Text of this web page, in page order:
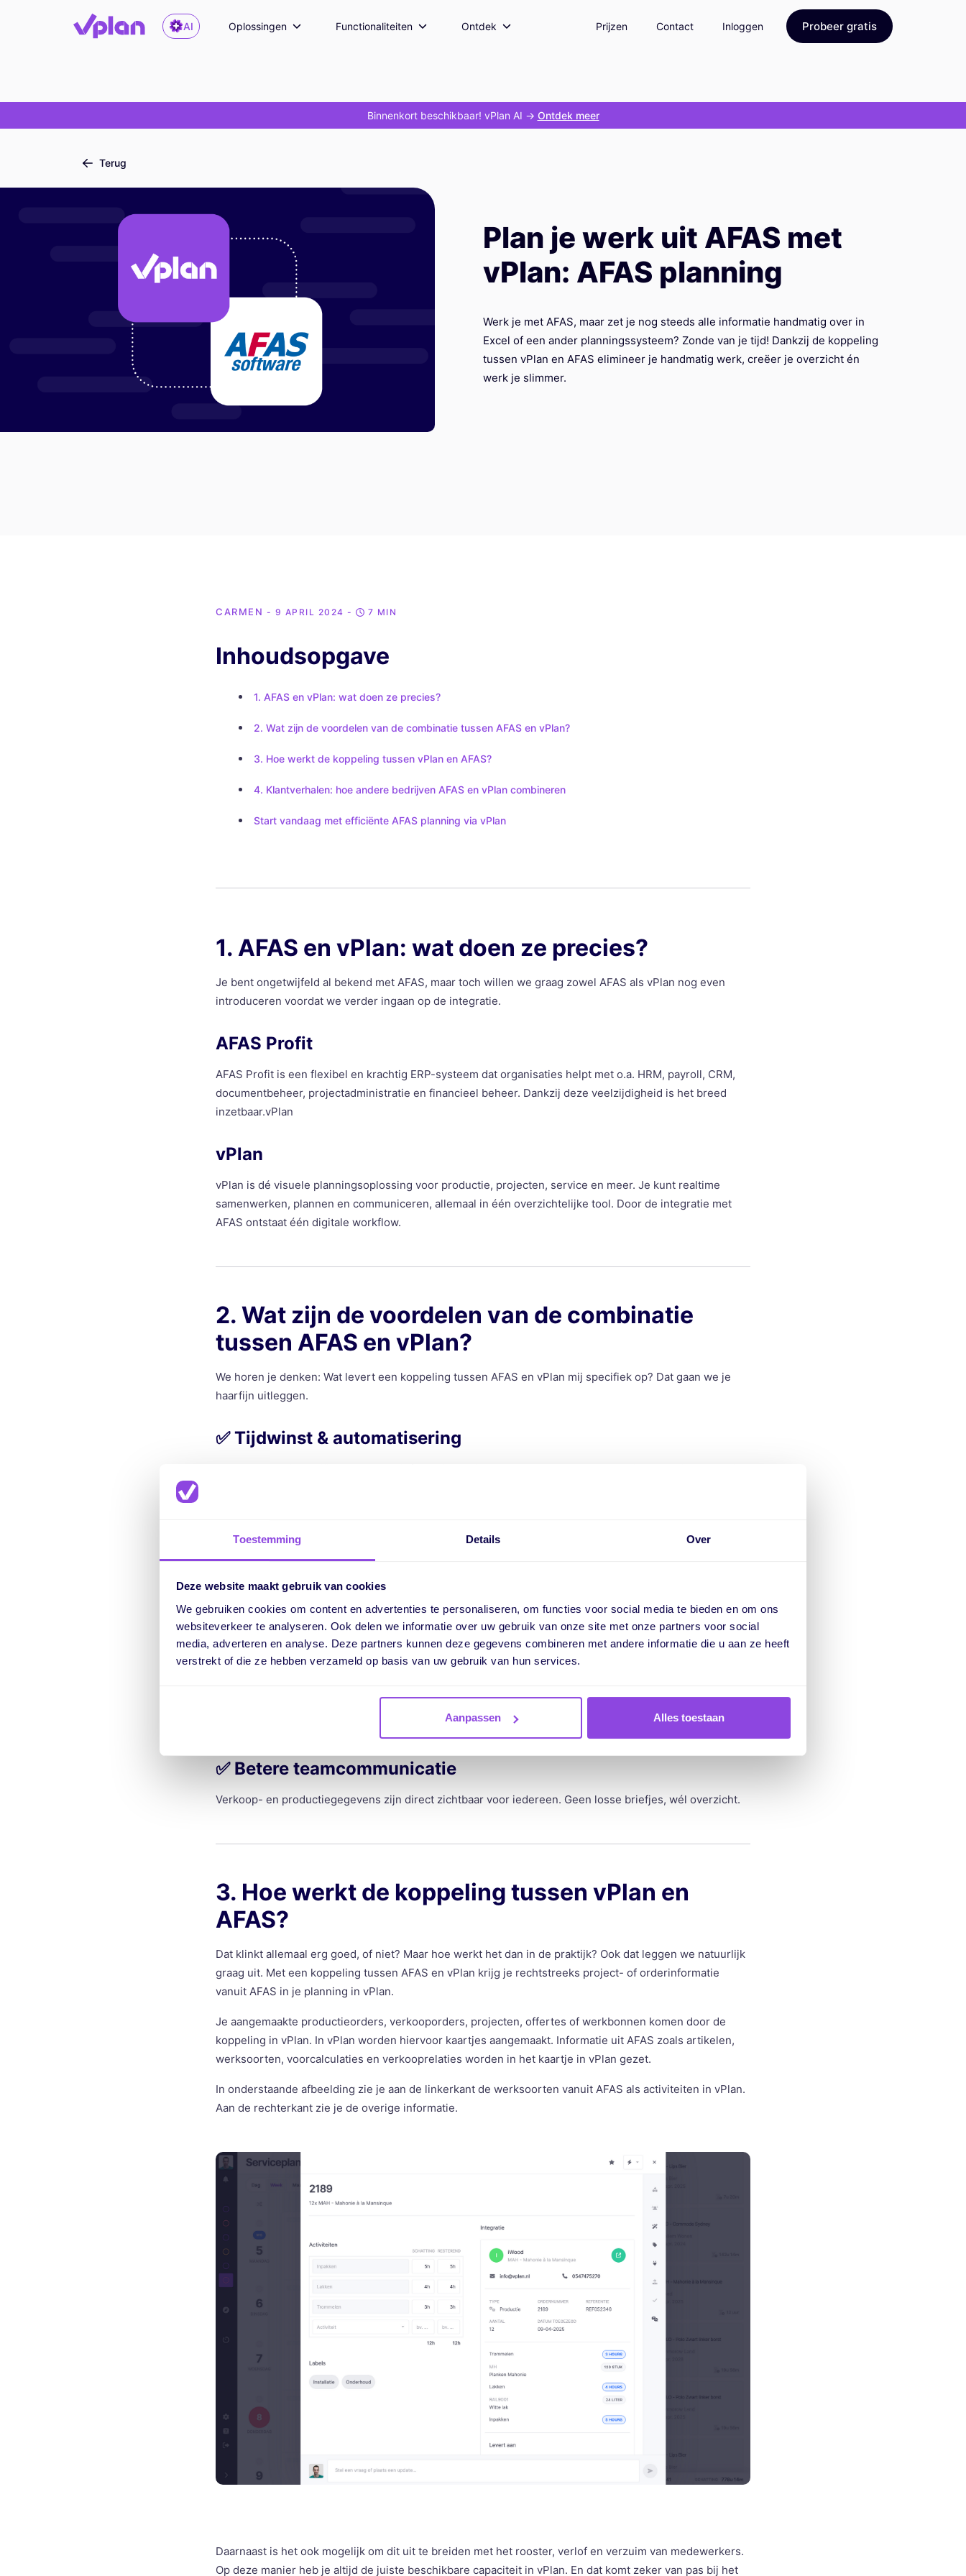
Toestemming Details Over
Deze website maakt gebruik van cookies
We gebruiken cookies om content en advertenties te personaliseren, om functies voor social media te bieden en om ons
websiteverkeer te analyseren. Ook delen we informatie over uw gebruik van onze site met onze partners voor social
media, adverteren en analyse. Deze partners kunnen deze gegevens combineren met andere informatie die u aan ze heeft
verstrekt of die ze hebben verzameld op basis van uw gebruik van hun services.
Aanpassen Alles toestaan
AI Oplossingen Functionaliteiten Ontdek Prijzen Contact Inloggen Probeer gratis
Binnenkort beschikbaar! vPlan AI -> Ontdek meer
Terug
Plan je werk uit AFAS met
vPlan: AFAS planning
Werk je met AFAS, maar zet je nog steeds alle informatie handmatig over in
Excel of een ander planningssysteem? Zonde van je tijd! Dankzij de koppeling
tussen vPlan en AFAS elimineer je handmatig werk, creëer je overzicht én
werk je slimmer.
CARMEN - 9 APRIL 2024 - 7 MIN
Inhoudsopgave
1. AFAS en vPlan: wat doen ze precies?
2. Wat zijn de voordelen van de combinatie tussen AFAS en vPlan?
3. Hoe werkt de koppeling tussen vPlan en AFAS?
4. Klantverhalen: hoe andere bedrijven AFAS en vPlan combineren
Start vandaag met efficiënte AFAS planning via vPlan
1. AFAS en vPlan: wat doen ze precies?
Je bent ongetwijfeld al bekend met AFAS, maar toch willen we graag zowel AFAS als vPlan nog even
introduceren voordat we verder ingaan op de integratie.
AFAS Profit
AFAS Profit is een flexibel en krachtig ERP-systeem dat organisaties helpt met o.a. HRM, payroll, CRM,
documentbeheer, projectadministratie en financieel beheer. Dankzij deze veelzijdigheid is het breed
inzetbaar.vPlan
vPlan
vPlan is dé visuele planningsoplossing voor productie, projecten, service en meer. Je kunt realtime
samenwerken, plannen en communiceren, allemaal in één overzichtelijke tool. Door de integratie met
AFAS ontstaat één digitale workflow.
2. Wat zijn de voordelen van de combinatie
tussen AFAS en vPlan?
We horen je denken: Wat levert een koppeling tussen AFAS en vPlan mij specifiek op? Dat gaan we je
haarfijn uitleggen.
✅Tijdwinst & automatisering
✅Nauwkeurige data & minder fouten
Dubbele invoer is verleden tijd. De koppeling tussen vPlan en AFAS voorkomt dat informatie foutief of
onvolledig wordt overgenomen.
✅Inzicht in kosten & prestaties
Dankzij slimme voor- en nacalculaties weet je precies waar je staat, voor én na uitvoering.
Volledig digitaal plannen
Een papierloze werkomgeving met realtime updates. Goed voor het milieu én je efficiëntie.
✅ Betere teamcommunicatie
Verkoop- en productiegegevens zijn direct zichtbaar voor iedereen. Geen losse briefjes, wél overzicht.
3. Hoe werkt de koppeling tussen vPlan en
AFAS?
Dat klinkt allemaal erg goed, of niet? Maar hoe werkt het dan in de praktijk? Ook dat leggen we natuurlijk
graag uit. Met een koppeling tussen AFAS en vPlan krijg je rechtstreeks project- of orderinformatie
vanuit AFAS in je planning in vPlan.
Je aangemaakte productieorders, verkooporders, projecten, offertes of werkbonnen komen door de
koppeling in vPlan. In vPlan worden hiervoor kaartjes aangemaakt. Informatie uit AFAS zoals artikelen,
werksoorten, voorcalculaties en verkooprelaties worden in het kaartje in vPlan gezet.
In onderstaande afbeelding zie je aan de linkerkant de werksoorten vanuit AFAS als activiteiten in vPlan.
Aan de rechterkant zie je de overige informatie.
Daarnaast is het ook mogelijk om dit uit te breiden met het rooster, verlof en verzuim van medewerkers.
Op deze manier heb je altijd de juiste beschikbare capaciteit in vPlan. En dat komt zeker van pas bij het